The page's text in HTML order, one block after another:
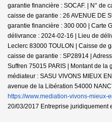
garantie financière : SOCAF. | N° de
caisse de garantie : 26 AVENUE DE
garantie financière : 300 000 | Carte
délivrance : 2024-02-16 | Lieu de
Leclerc 83000 TOULON | Caisse de
caisse de garantie : SP28914 |
Suffren 75015 PARIS | Montant de la
médiateur : SASU VIVONS MIEUX
avenue de la Libération 54000
https://www.mediation-vivons-mieux-
20/03/2017 Entreprise juridiquement